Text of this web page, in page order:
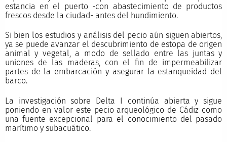
estancia en el puerto -con abastecimiento de productos
frescos desde la ciudad- antes del hundimiento.
Si bien los estudios y análisis del pecio aún siguen abiertos,
ya se puede avanzar el descubrimiento de estopa de origen
animal y vegetal, a modo de sellado entre las juntas y
uniones de las maderas, con el fin de impermeabilizar
partes de la embarcación y asegurar la estanqueidad del
barco.
La investigación sobre Delta I continúa abierta y sigue
poniendo en valor este pecio arqueológico de Cádiz como
una fuente excepcional para el conocimiento del pasado
marítimo y subacuático.